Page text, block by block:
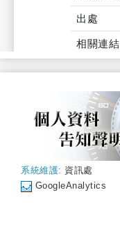
出處
相關連結
系統維護: 資訊處
GoogleAnalytics